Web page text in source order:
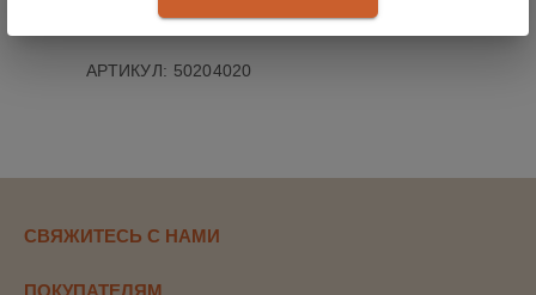
МАТЕРИАЛ: СТАЛЬ
АРТИКУЛ: 50204020
СВЯЖИТЕСЬ С НАМИ
ПОКУПАТЕЛЯМ